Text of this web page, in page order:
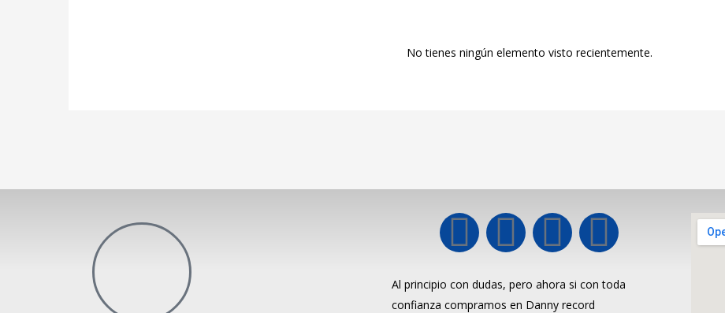
No tienes ningún elemento visto recientemente.
Al principio con dudas, pero ahora si con toda
confianza compramos en Danny record